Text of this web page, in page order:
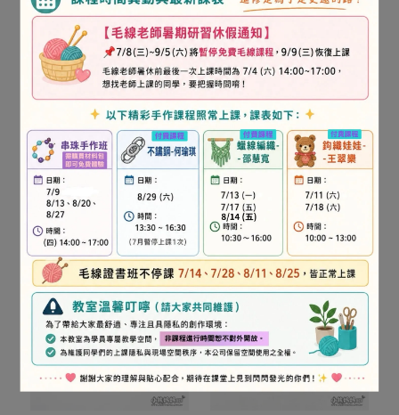
紅色膠圈-20cm
NT$30
加入購物車
紅色膠圈-25cm
NT$50
加入購物車